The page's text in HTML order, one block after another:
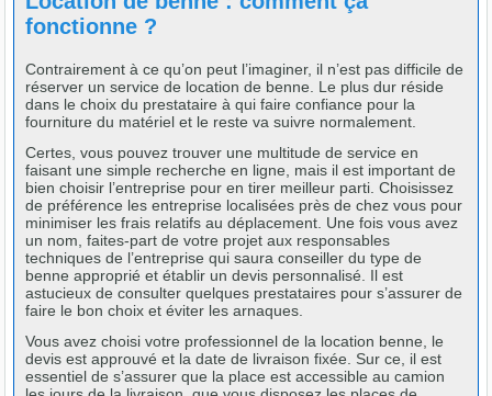
fonctionne ?
Contrairement à ce qu’on peut l’imaginer, il n’est pas difficile de
réserver un service de location de benne. Le plus dur réside
dans le choix du prestataire à qui faire confiance pour la
fourniture du matériel et le reste va suivre normalement.
Certes, vous pouvez trouver une multitude de service en
faisant une simple recherche en ligne, mais il est important de
bien choisir l’entreprise pour en tirer meilleur parti. Choisissez
de préférence les entreprise localisées près de chez vous pour
minimiser les frais relatifs au déplacement. Une fois vous avez
un nom, faites-part de votre projet aux responsables
techniques de l’entreprise qui saura conseiller du type de
benne approprié et établir un devis personnalisé. Il est
astucieux de consulter quelques prestataires pour s’assurer de
faire le bon choix et éviter les arnaques.
Vous avez choisi votre professionnel de la location benne, le
devis est approuvé et la date de livraison fixée. Sur ce, il est
essentiel de s’assurer que la place est accessible au camion